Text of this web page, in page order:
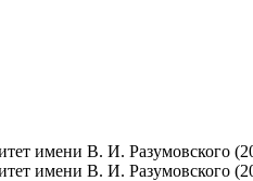
имени В. И. Разумовского
имени В. И. Разумовского